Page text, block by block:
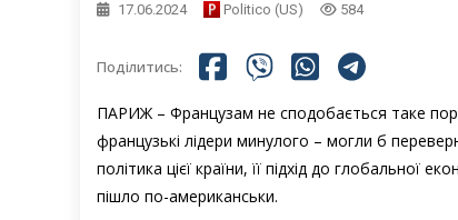
17.06.2024 Politico (US) 584
Поділитись:
ПАРИЖ – Французам не сподобається таке
французькі лідери минулого – могли б
політика цієї країни, її підхід до глобальної
пішло по-американськи.